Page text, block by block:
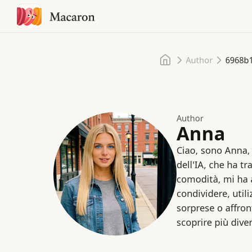
Home
Author
Author
Anna
Ciao, sono
dell'IA, che ha
comodità, mi ha
condividere,
sorprese o
scoprire più